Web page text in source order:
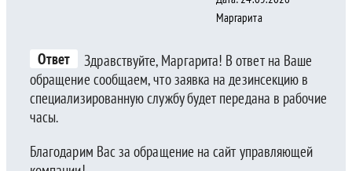
Маргарита
Ответ
Здравствуйте, Маргарита! В ответ на Ваше
обращение сообщаем, что заявка на дезинсекцию в
специализированную службу будет передана в рабочие
часы.
Благодарим Вас за обращение на сайт управляющей